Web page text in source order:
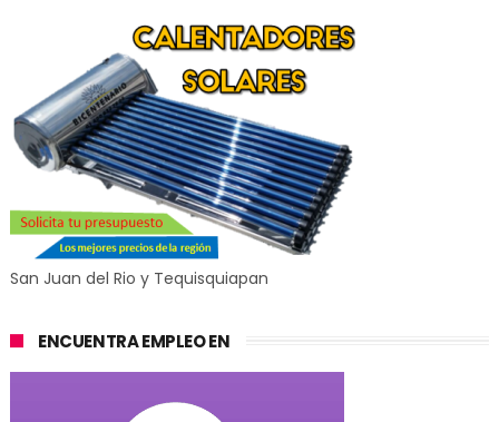
San Juan del Rio y Tequisquiapan
ENCUENTRA EMPLEO EN